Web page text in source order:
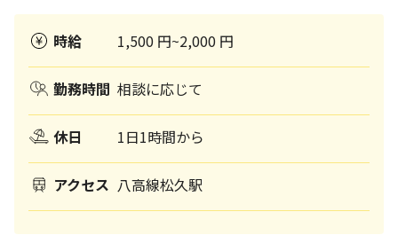
時給 1,500 円~2,000 円
勤務時間 相談に応じて
休日 1日1時間から
アクセス 八高線松久駅